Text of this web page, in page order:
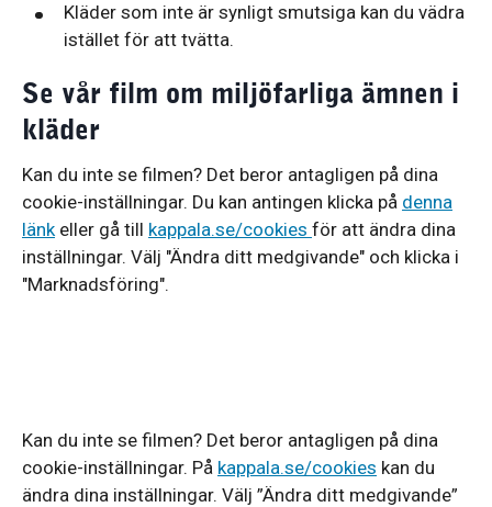
Kläder som inte är synligt smutsiga kan du vädra
istället för att tvätta.
Se vår film om miljöfarliga ämnen i
kläder
Kan du inte se filmen? Det beror antagligen på dina
cookie-inställningar. Du kan antingen klicka på denna
länkeller gå till kappala.se/cookies för att ändra dina
inställningar. Välj "Ändra ditt medgivande" och klicka i
"Marknadsföring".
Kan du inte se filmen? Det beror antagligen på dina
cookie-inställningar. På kappala.se/cookies kan du
ändra dina inställningar. Välj ”Ändra ditt medgivande”